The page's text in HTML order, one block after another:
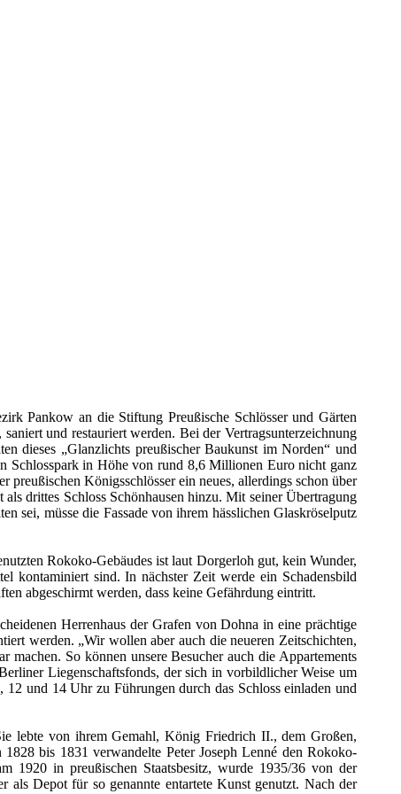
Pankow an die Stiftung Preußische Schlösser und Gärten
und restauriert werden. Bei der Vertragsunterzeichnung
dieses „Glanzlichts preußischer Baukunst im Norden“ und
Schlosspark in Höhe von rund 8,6 Millionen Euro nicht ganz
Königsschlösser ein neues, allerdings schon über
drittes Schloss Schönhausen hinzu. Mit seiner Übertragung
sei, müsse die Fassade von ihrem hässlichen Glaskröselputz
Rokoko-Gebäudes ist laut Dorgerloh gut, kein Wunder,
kontaminiert sind. In nächster Zeit werde ein Schadensbild
abgeschirmt werden, dass keine Gefährdung eintritt.
Herrenhaus der Grafen von Dohna in eine prächtige
werden. „Wir wollen aber auch die neueren Zeitschichten,
So können unsere Besucher auch die Appartements
Liegenschaftsfonds, der sich in vorbildlicher Weise um
und 14 Uhr zu Führungen durch das Schloss einladen und
lebte von ihrem Gemahl, König Friedrich II., dem Großen,
bis 1831 verwandelte Peter Joseph Lenné den Rokoko-
1920 in preußischen Staatsbesitz, wurde 1935/36 von der
als Depot für so genannte entartete Kunst genutzt. Nach der